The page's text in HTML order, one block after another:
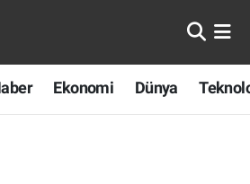
Ekonomi Dünya